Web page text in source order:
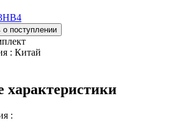
HB4
поступлении
: Китай
характеристики
: